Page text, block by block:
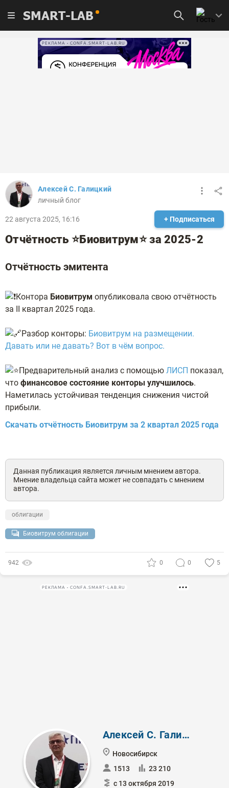
SMART-LAB
РЕКЛАМА • CONFA.SMART-LAB.RU
Алексей С. Галицкий
личный блог
22 августа 2025, 16:16 + Подписаться
Отчётность ⭐Биовитрум⭐ за 2025-2
Отчётность эмитента
️Контора Биовитрум опубликовала свою отчётность
за II квартал 2025 года.
Разбор конторы: Биовитрум на размещении.
Давать или не давать? Вот в чём вопрос.
️Предварительный анализ с помощью ЛИСП показал,
что финансовое состояние конторы улучшилось.
Наметилась устойчивая тенденция снижения чистой
прибыли.
Скачать отчётность Биовитрум за 2 квартал 2025 года
Данная публикация является личным мнением автора.
Мнение владельца сайта может не совпадать с мнением
автора.
облигации
Биовитрум облигации
942 0 0 5
РЕКЛАМА • CONFA.SMART-LAB.RU
Алексей С. Галицкий
Новосибирск
1513
23 210
с 13 октября 2019